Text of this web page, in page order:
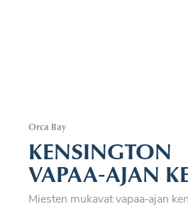
Orca Bay
KENSINGTON
VAPAA‑AJAN
Miesten mukavat vapaa‑ajan